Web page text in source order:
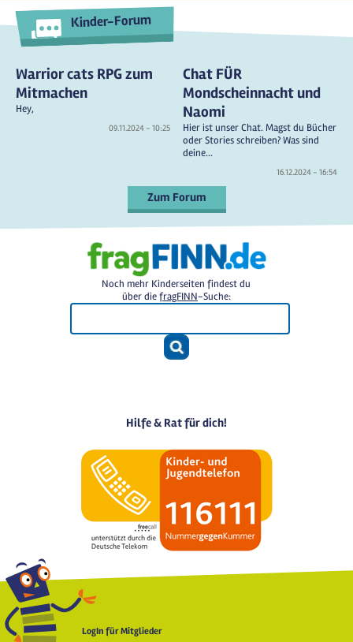
Kinder-Forum
Warrior cats RPG zum
Mitmachen
Hey,
09.11.2024 - 10:25
Chat FÜR
Mondscheinnacht und
Naomi
Hier ist unser Chat. Magst du Bücher
oder Stories schreiben? Was sind
deine...
16.12.2024 - 16:54
Zum Forum
Noch mehr Kinderseiten findest du
über diefragFINN-Suche:
Hilfe & Rat für dich!
LogIn für Mitglieder